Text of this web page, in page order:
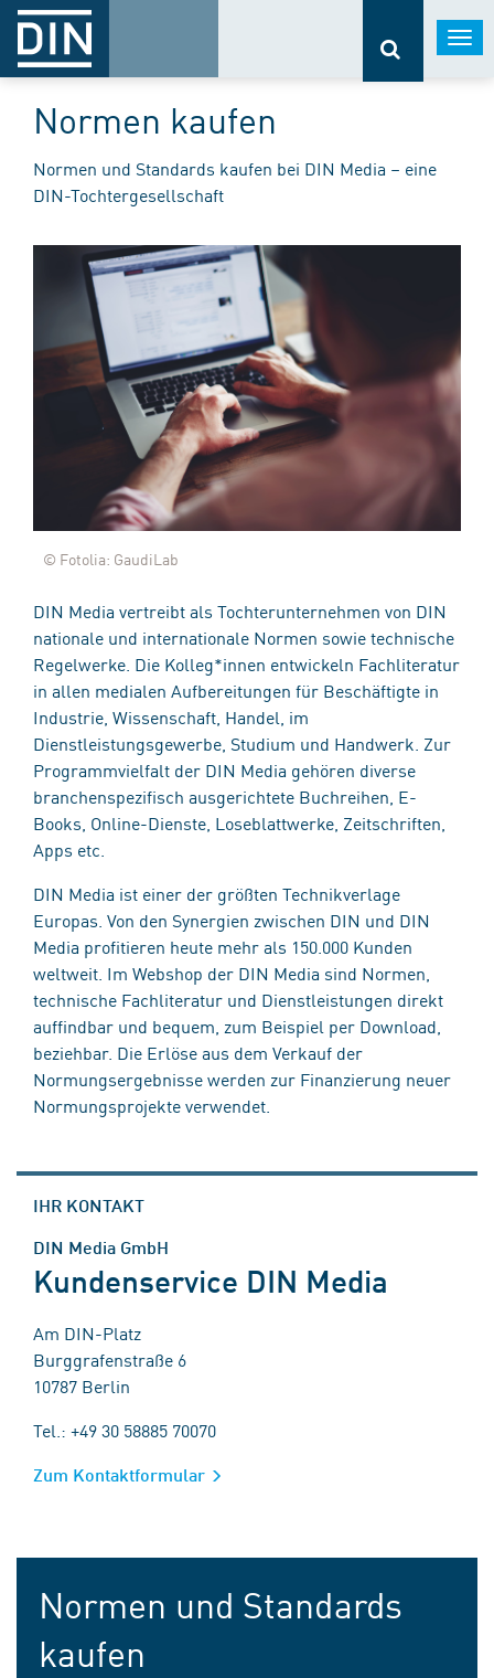
Normen kaufen
Normen und Standards kaufen bei DIN Media – eine
DIN-Tochtergesellschaft
© Fotolia: GaudiLab
DIN Media vertreibt als Tochterunternehmen von DIN
nationale und internationale Normen sowie technische
Regelwerke. Die Kolleg*innen entwickeln Fachliteratur
in allen medialen Aufbereitungen für Beschäftigte in
Industrie, Wissenschaft, Handel, im
Dienstleistungsgewerbe, Studium und Handwerk. Zur
Programmvielfalt der DIN Media gehören diverse
branchenspezifisch ausgerichtete Buchreihen, E-
Books, Online-Dienste, Loseblattwerke, Zeitschriften,
Apps etc.
DIN Media ist einer der größten Technikverlage
Europas. Von den Synergien zwischen DIN und DIN
Media profitieren heute mehr als 150.000 Kunden
weltweit. Im Webshop der DIN Media sind Normen,
technische Fachliteratur und Dienstleistungen direkt
auffindbar und bequem, zum Beispiel per Download,
beziehbar. Die Erlöse aus dem Verkauf der
Normungsergebnisse werden zur Finanzierung neuer
Normungsprojekte verwendet.
IHR KONTAKT
DIN Media GmbH
Kundenservice DIN Media
Am DIN-Platz
Burggrafenstraße 6
10787 Berlin
Tel.: +49 30 58885 70070
Zum Kontaktformular
Normen und Standards
kaufen